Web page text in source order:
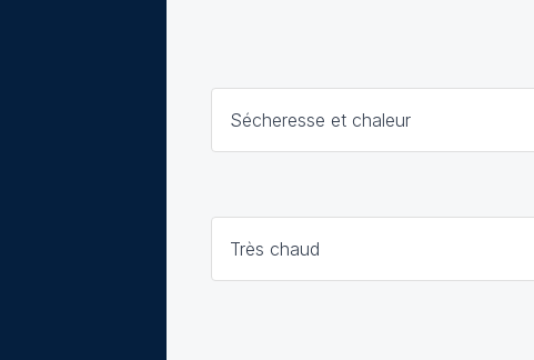
Sécheresse et chaleur
Très chaud